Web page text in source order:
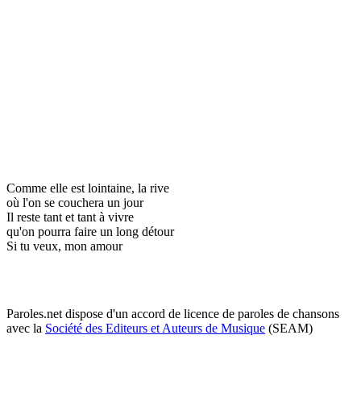
Comme elle est lointaine, la rive
où l'on se couchera un jour
Il reste tant et tant à vivre
qu'on pourra faire un long détour
Si tu veux, mon amour
Paroles.net dispose d'un accord de licence de paroles de chansons
avec la Société des Editeurs et Auteurs de Musique (SEAM)